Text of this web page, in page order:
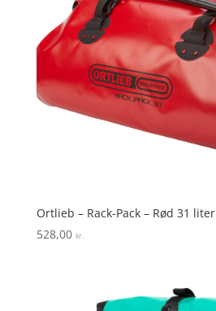
Ortlieb – Rack-Pack – Rød 31 liter
528,00 kr.